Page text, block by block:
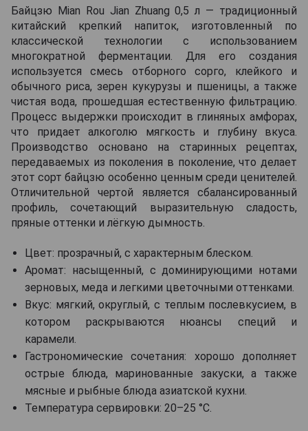
Байцзю Mian Rou Jian Zhuang 0,5 л — традиционный
китайский крепкий напиток, изготовленный по
классической технологии с использованием
многократной ферментации. Для его создания
используется смесь отборного сорго, клейкого и
обычного риса, зерен кукурузы и пшеницы, а также
чистая вода, прошедшая естественную фильтрацию.
Процесс выдержки происходит в глиняных амфорах,
что придает алкоголю мягкость и глубину вкуса.
Производство основано на старинных рецептах,
передаваемых из поколения в поколение, что делает
этот сорт байцзю особенно ценным среди ценителей.
Отличительной чертой является сбалансированный
профиль, сочетающий выразительную сладость,
пряные оттенки и лёгкую дымность.
Цвет: прозрачный, с характерным блеском.
Аромат: насыщенный, с доминирующими нотами
зерновых, меда и легкими цветочными оттенками.
Вкус: мягкий, округлый, с теплым послевкусием, в
котором раскрываются нюансы специй и
карамели.
Гастрономические сочетания: хорошо дополняет
острые блюда, маринованные закуски, а также
мясные и рыбные блюда азиатской кухни.
Температура сервировки: 20–25 °C.